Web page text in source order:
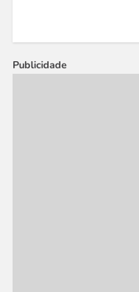
Publicidade